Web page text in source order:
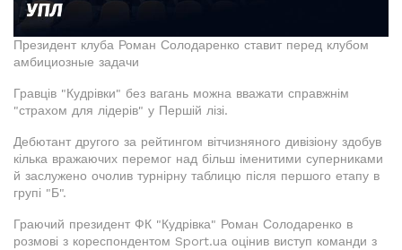
Президент клуба Роман Солодаренко ставит перед клубом
амбициозные задачи
Гравців "Кудрівки" без вагань можна вважати справжнім
"страхом для лідерів" у Першій лізі.
Дебютант другого за рейтингом вітчизняного дивізіону здобув
кілька вражаючих перемог над більш іменитими суперниками
й заслужено очолив турнірну таблицю після першого етапу в
групі "Б".
Граючий президент ФК "Кудрівка" Роман Солодаренко в
розмові з кореспондентом Sport.ua оцінив виступ команди з